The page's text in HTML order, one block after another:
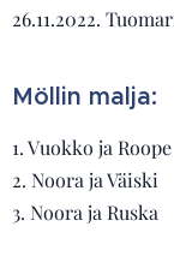
26.11.2022.
Möllin malja:
1. Vuokko ja Roope
2. Noora ja Väiski
3. Noora ja Ruska